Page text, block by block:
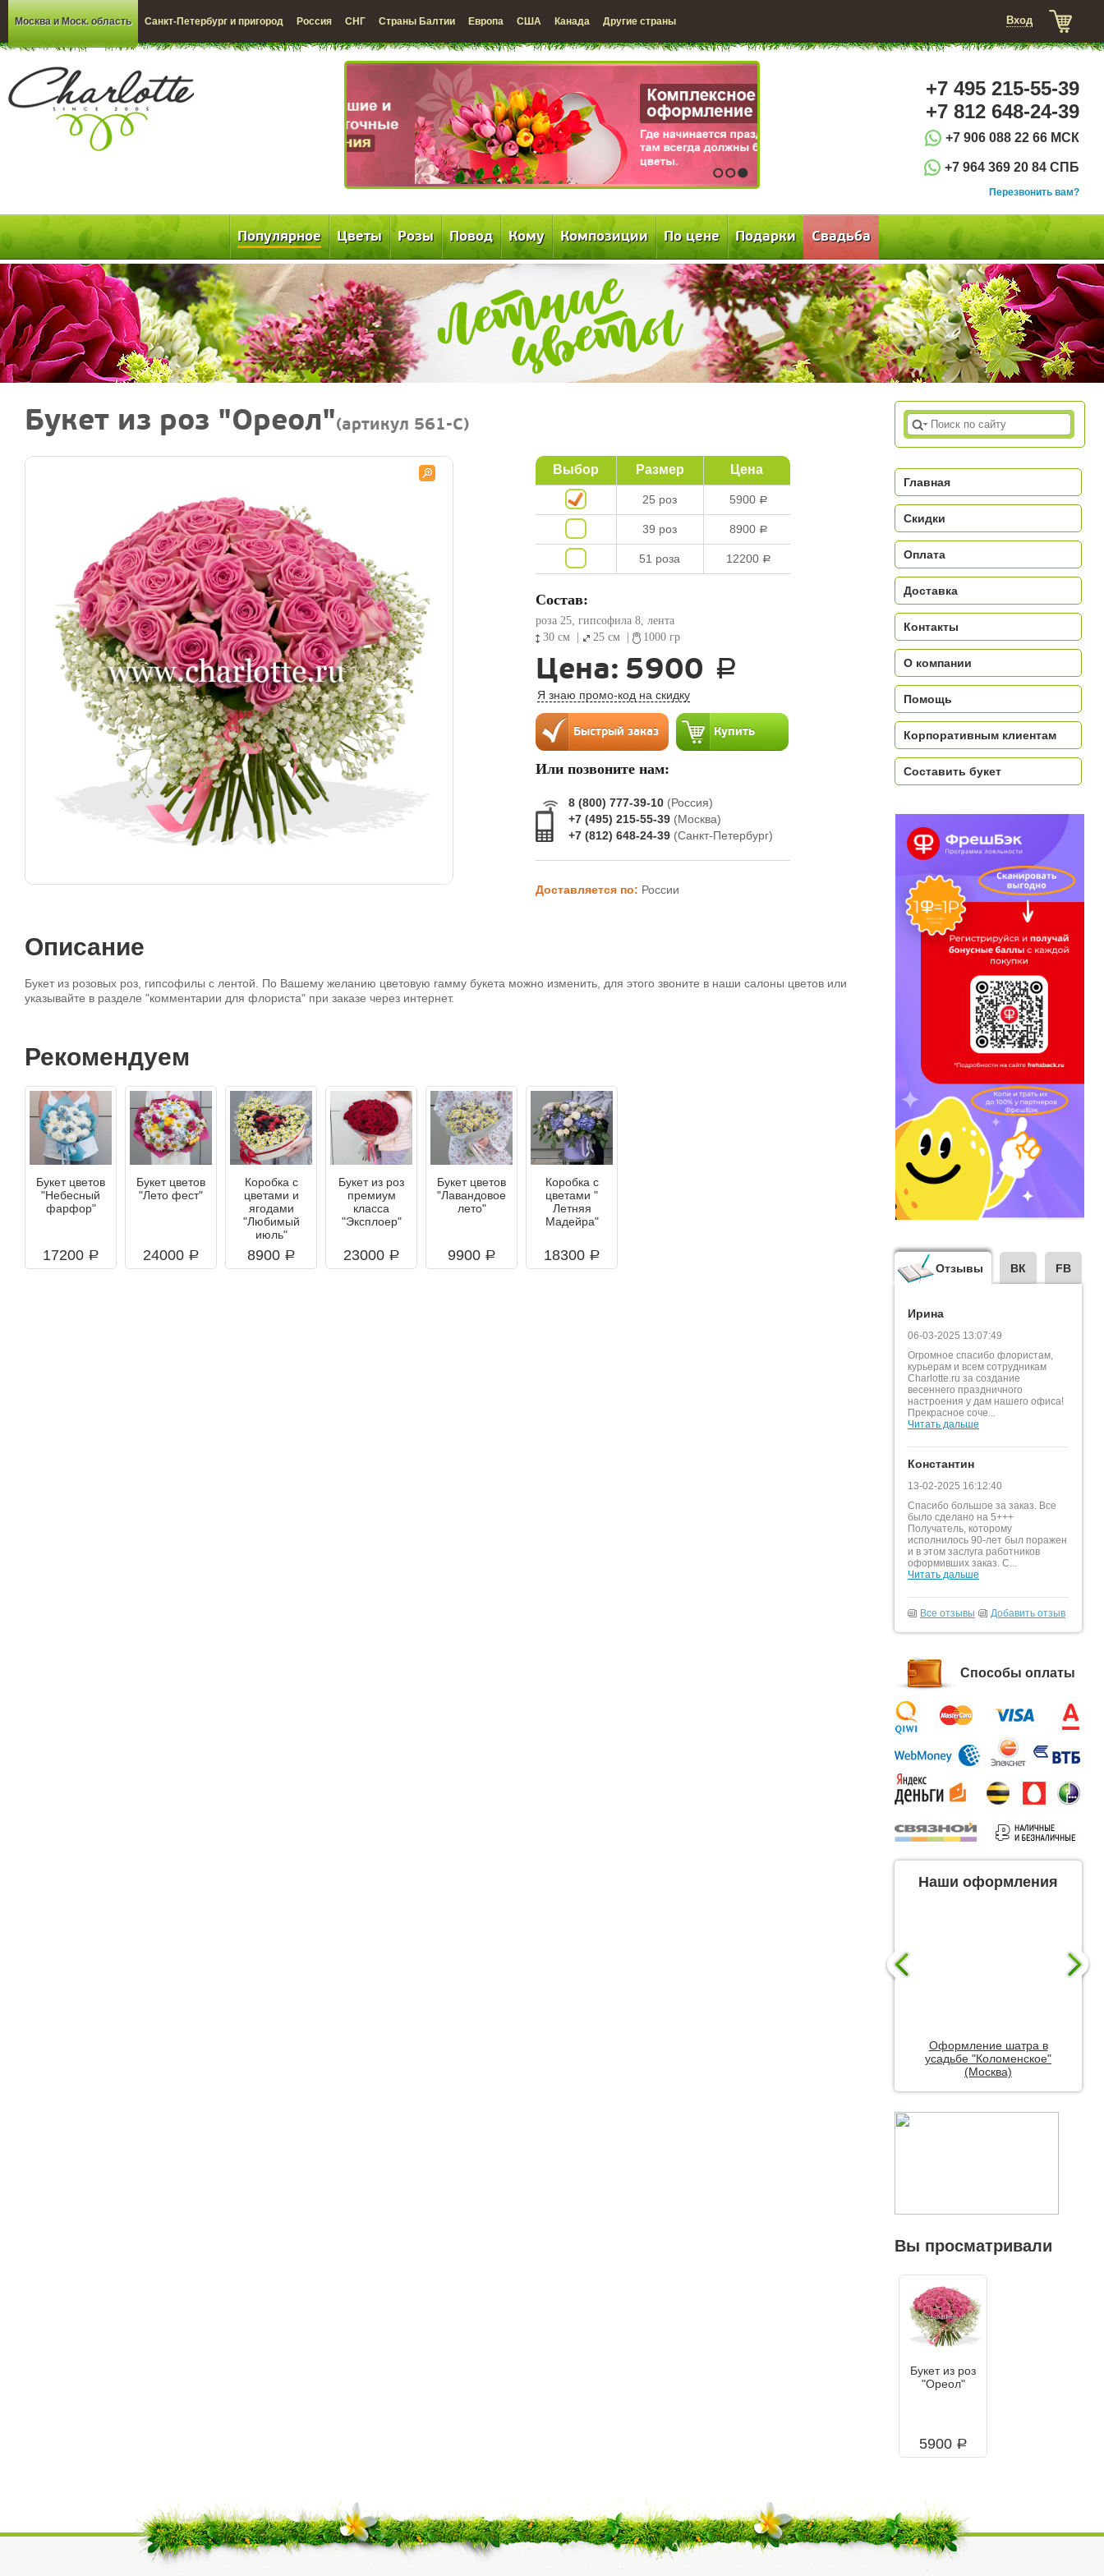
Москва и Моск. область Санкт-Петербург и пригород Россия СНГ Страны Балтии Европа США Канада Другие страны Вход
1 2 3
+7 495 215-55-39
+7 812 648-24-39
+7 906 088 22 66 МСК
+7 964 369 20 84 СПБ
Перезвонить вам?
Популярное Цветы Розы Повод Кому Композиции По цене Подарки Свадьба
Букет из роз "Ореол"(артикул 561-C)
Выбор Размер Цена
25 роз 5900 a
39 роз 8900 a
51 роза 12200 a
Состав:
роза 25, гипсофила 8, лента
30 см
25 см 1000 гр
Цена: 5900 a
Я знаю промо-код на скидку
Или позвоните нам:
8 (800) 777-39-10 (Россия)
+7 (495) 215-55-39 (Москва)
+7 (812) 648-24-39 (Санкт-Петербург)
Доставляется по: России
Описание
Букет из розовых роз, гипсофилы с лентой. По Вашему желанию цветовую гамму букета можно изменить, для этого звоните в наши салоны цветов или
указывайте в разделе "комментарии для флориста" при заказе через интернет.
Рекомендуем
Букет цветов
"Небесный
фарфор"
17200 a
Букет цветов
"Лето фест"
24000 a
Коробка с
цветами и
ягодами
"Любимый
июль"
8900 a
Букет из роз
премиум
класса
"Эксплоер"
23000 a
Букет цветов
"Лавандовое
лето"
9900 a
Коробка с
цветами "
Летняя
Мадейра"
18300 a
Главная
Скидки
Оплата
Доставка
Контакты
О компании
Помощь
Корпоративным клиентам
Составить букет
Отзывы ВК FB
Ирина
06-03-2025 13:07:49
Огромное спасибо флористам,
курьерам и всем сотрудникам
Charlotte.ru за создание
весеннего праздничного
настроения у дам нашего офиса!
Прекрасное соче...
Читать дальше
Константин
13-02-2025 16:12:40
Спасибо большое за заказ. Все
было сделано на 5+++
Получатель, которому
исполнилось 90-лет был поражен
и в этом заслуга работников
оформивших заказ. С...
Читать дальше
Все отзывы Добавить отзыв
Способы оплаты
Наши оформления
Оформление шатра в
усадьбе "Коломенское"
(Москва)
Вы просматривали
Букет из роз
"Ореол"
5900 a